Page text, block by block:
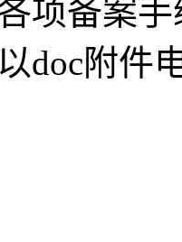
项备案
doc附件